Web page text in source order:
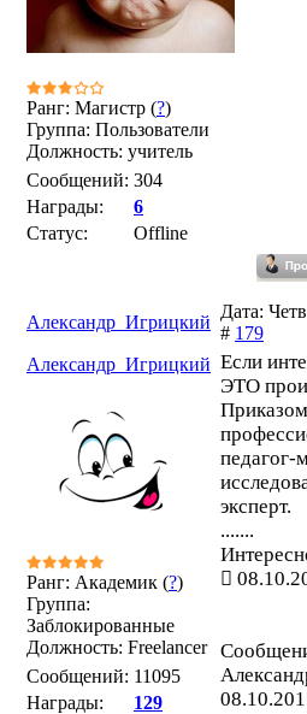
Ранг: Магистр (?)
Группа: Пользователи
Должность: учитель
Сообщений: 304
Награды:
6
Статус:
Offline
Александр_Игрицкий
Дата:
# 179
Александр_Игрицкий
Ранг: Академик (?)
Группа:
Заблокированные
Должность: Freelancer
Сообщений: 11095
Награды:
129
Если
ЭТО
педагог-
эксперт.
.......